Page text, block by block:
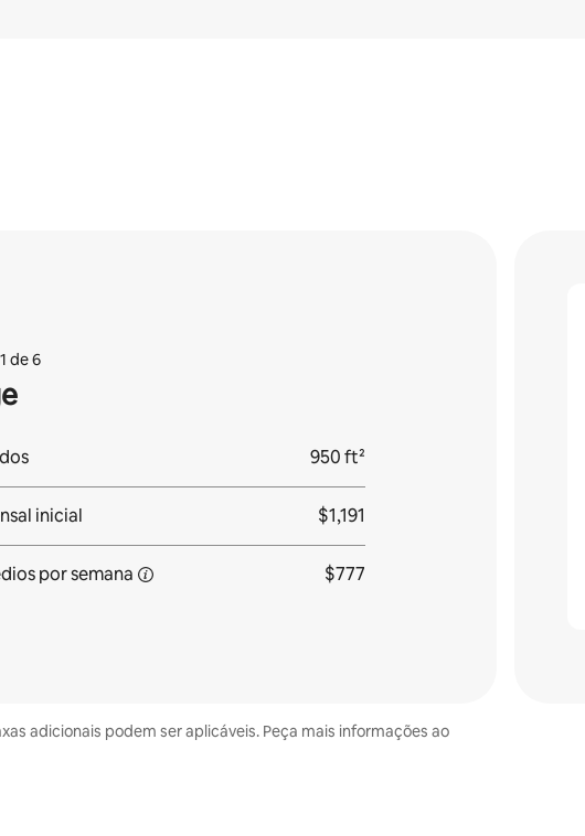
de 6
950 ft²
inicial $1,191
por semana $777
adicionais podem ser aplicáveis. Peça mais informações ao